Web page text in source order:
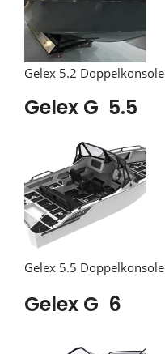
Gelex 5.2 Doppelkonsole
Gelex G 5.5
Gelex 5.5 Doppelkonsole
Gelex G 6